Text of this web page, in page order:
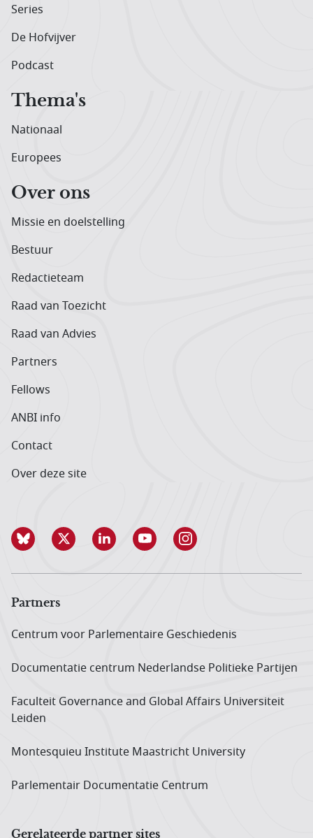
Series
De Hofvijver
Podcast
Thema's
Nationaal
Europees
Over ons
Missie en doelstelling
Bestuur
Redactieteam
Raad van Toezicht
Raad van Advies
Partners
Fellows
ANBI info
Contact
Over deze site
Partners
Centrum voor Parlementaire Geschiedenis
Documentatie centrum Neder­landse Politieke Partijen
Faculteit Governance and Global Affairs Universiteit
Leiden
Montesquieu Institute Maastricht University
Parlementair Documentatie Centrum
Gerelateerde partner sites